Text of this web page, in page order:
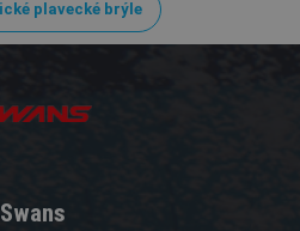
plavecké brýle
Swans